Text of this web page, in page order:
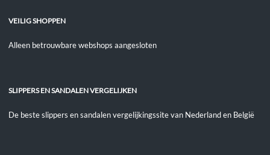
VEILIG SHOPPEN
Alleen betrouwbare webshops aangesloten
SLIPPERS EN SANDALEN VERGELIJKEN
De beste slippers en sandalen vergelijkingssite van Nederland en België